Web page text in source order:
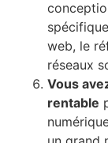
web, le
réseaux
Vous
rentable